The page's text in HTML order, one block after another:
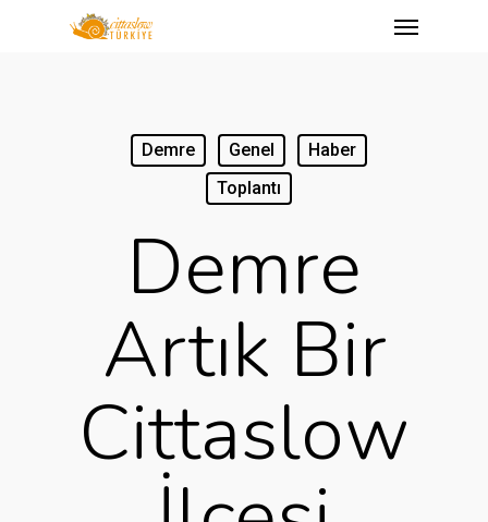
Demre Genel
Haber
Toplantı
Demre
Artık Bir
Cittaslow